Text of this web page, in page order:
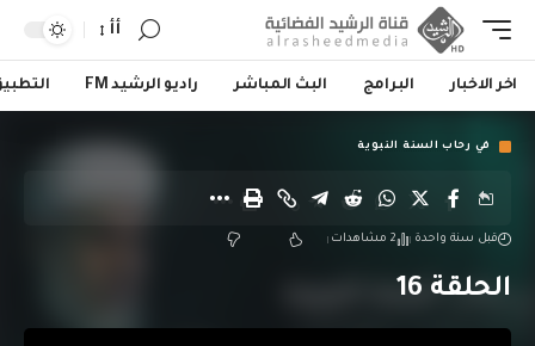
أأ
اخر الاخبار البرامج البث المباشر راديو الرشيد FM
في رحاب السنة النبوية
قبل سنة واحدة 2 مشاهدات
الحلقة 16